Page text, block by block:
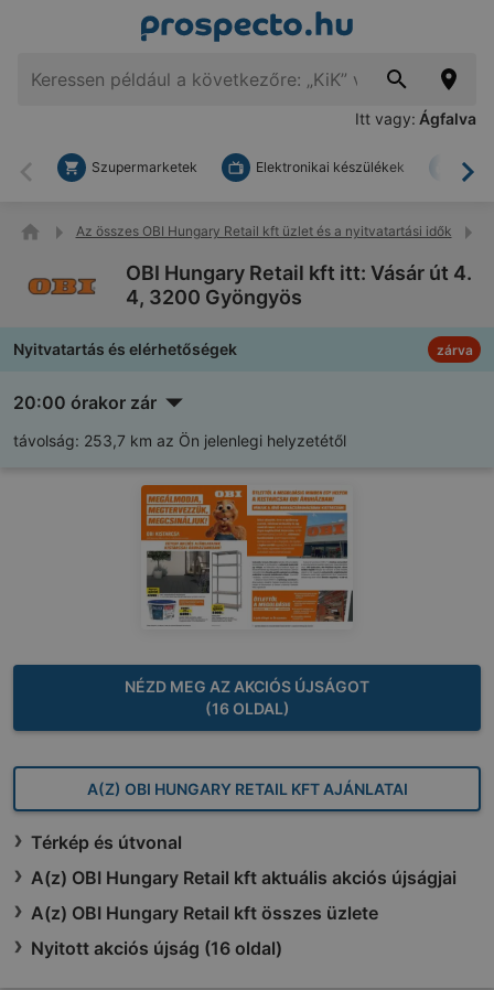
Itt vagy: Ágfalva
Vissza
Szupermarketek Elektronikai készülékek
Az összes OBI Hungary Retail kft üzlet és a nyitvatartási idők
OBI Hungary Retail kft itt: Vásár út 4.
4, 3200 Gyöngyös
Nyitvatartás és elérhetőségek zárva
20:00 órakor zár
távolság: 253,7 km az Ön jelenlegi helyzetétől
NÉZD MEG AZ AKCIÓS ÚJSÁGOT
(16 OLDAL)
A(Z) OBI HUNGARY RETAIL KFT AJÁNLATAI
Térkép és útvonal
A(z) OBI Hungary Retail kft aktuális akciós újságjai
A(z) OBI Hungary Retail kft összes üzlete
Nyitott akciós újság (16 oldal)